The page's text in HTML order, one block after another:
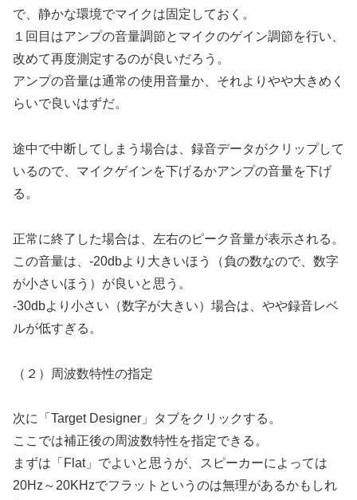
で、静かな環境でマイクは固定しておく。
１回目はアンプの音量調節とマイクのゲイン調節を行い、
改めて再度測定するのが良いだろう。
アンプの音量は通常の使用音量か、それよりやや大きめく
らいで良いはずだ。
途中で中断してしまう場合は、録音データがクリップして
いるので、マイクゲインを下げるかアンプの音量を下げ
る。
正常に終了した場合は、左右のピーク音量が表示される。
この音量は、-20dbより大きいほう（負の数なので、数字
が小さいほう）が良いと思う。
-30dbより小さい（数字が大きい）場合は、やや録音レベ
ルが低すぎる。
（２）周波数特性の指定
次に「Target Designer」タブをクリックする。
ここでは補正後の周波数特性を指定できる。
まずは「Flat」でよいと思うが、スピーカーによっては
20Hz～20KHzでフラットというのは無理があるかもしれ